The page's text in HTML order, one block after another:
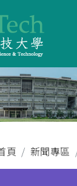
頁 新聞專區